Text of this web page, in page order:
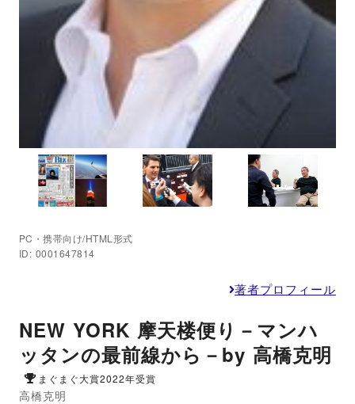
PC・携帯向け/HTML形式
ID: 0001647814
著者プロフィール
NEW YORK 摩天楼便り－マンハ
ッタンの最前線から－by 高橋克明
まぐまぐ大賞2022年受賞
高橋克明